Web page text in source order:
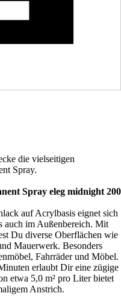
die vielseitigen
Spray.
Spray eleg midnight 200
auf Acrylbasis eignet sich
auch im Außenbereich. Mit
Du diverse Oberflächen wie
Mauerwerk. Besonders
Fahrräder und Möbel.
erlaubt Dir eine zügige
etwa 5,0 m² pro Liter bietet
Anstrich.